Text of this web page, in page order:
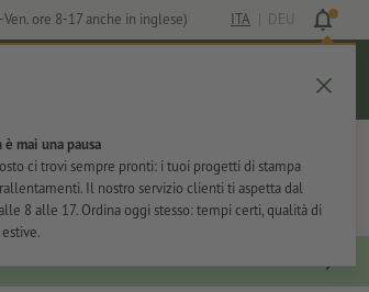
Ven. ore 8-17 anche in inglese) ITA | DEU
mai una pausa
ci trovi sempre pronti: i tuoi progetti di stampa
Il nostro servizio clienti ti aspetta dal
8 alle 17. Ordina oggi stesso: tempi certi, qualità di
Carrello
Adesivi